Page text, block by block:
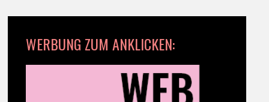
WERBUNG ZUM ANKLICKEN: